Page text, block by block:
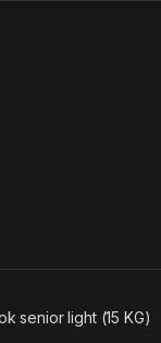
senior light (15 KG)